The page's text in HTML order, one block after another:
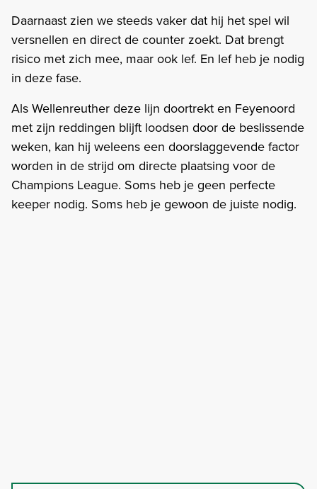
Daarnaast zien we steeds vaker dat hij het spel wil
versnellen en direct de counter zoekt. Dat brengt
risico met zich mee, maar ook lef. En lef heb je nodig
in deze fase.
Als Wellenreuther deze lijn doortrekt en Feyenoord
met zijn reddingen blijft loodsen door de beslissende
weken, kan hij weleens een doorslaggevende factor
worden in de strijd om directe plaatsing voor de
Champions League. Soms heb je geen perfecte
keeper nodig. Soms heb je gewoon de juiste nodig.